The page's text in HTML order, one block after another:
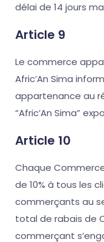
délai de 14 jours
Article 9
Le commerce
Afric’An Sima
appartenance au
“Afric’An Sima”
Article 10
Chaque
de 10% à tous les
commerçants au
total de rabais de
commerçant